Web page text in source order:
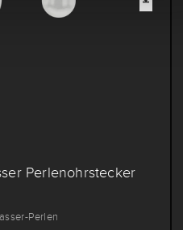
Perlenohrstecker
Perlen